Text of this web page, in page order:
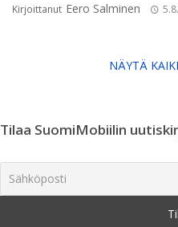
Kirjoittanut Eero Salminen
NÄYTÄ
Tilaa SuomiMobiilin